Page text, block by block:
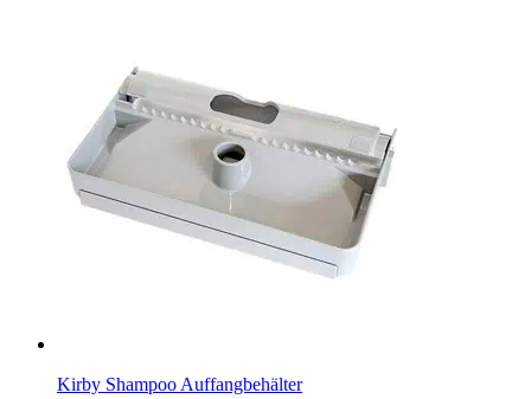
Kirby Shampoo Auffangbehälter